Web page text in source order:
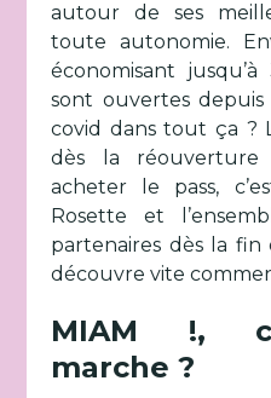
autour de ses
toute autonomie.
économisant
sont ouvertes
covid dans tout ça ?
dès la réouverture
acheter le pass,
Rosette et
partenaires dès la
découvre vite
MIAM !,
marche ?